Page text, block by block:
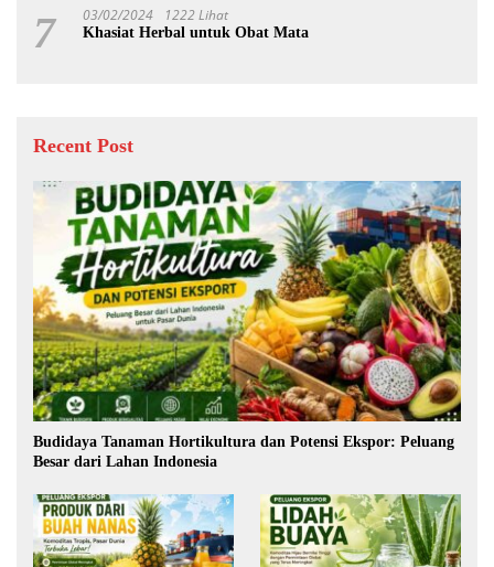
7 03/02/2024 1222 Lihat
Khasiat Herbal untuk Obat Mata
Recent Post
Budidaya Tanaman Hortikultura dan Potensi Ekspor: Peluang
Besar dari Lahan Indonesia